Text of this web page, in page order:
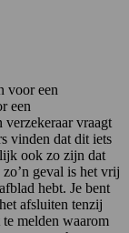
voor een
een
verzekeraar vraagt
vinden dat dit iets
ook zo zijn dat
geval is het vrij
hebt. Je bent
afsluiten tenzij
melden waarom